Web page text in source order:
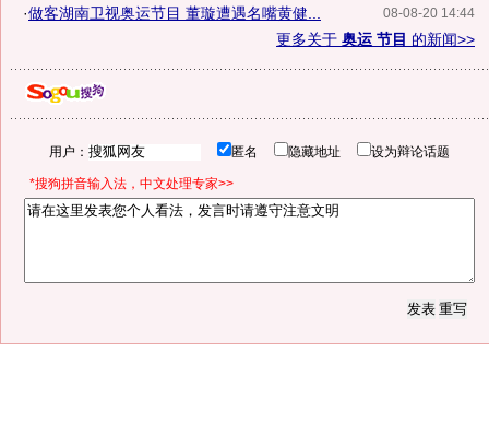
08-08-20 14:44
·做客湖南卫视奥运节目 董璇遭遇名嘴黄健...
更多关于 奥运 节目 的新闻>>
用户： 匿名 隐藏地址 设为辩论话题
*搜狗拼音输入法，中文处理专家>>